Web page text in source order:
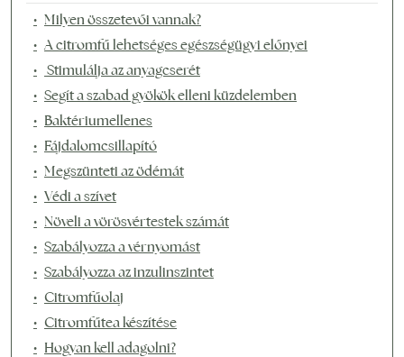
Milyen összetevői vannak?
A citromfű lehetséges egészségügyi előnyei
Stimulálja az anyagcserét
Segít a szabad gyökök elleni küzdelemben
Baktériumellenes
Fájdalomcsillapító
Megszünteti az ödémát
Védi a szívet
Növeli a vörösvértestek számát
Szabályozza a vérnyomást
Szabályozza az inzulinszintet
Citromfűolaj
Citromfűtea készítése
Hogyan kell adagolni?